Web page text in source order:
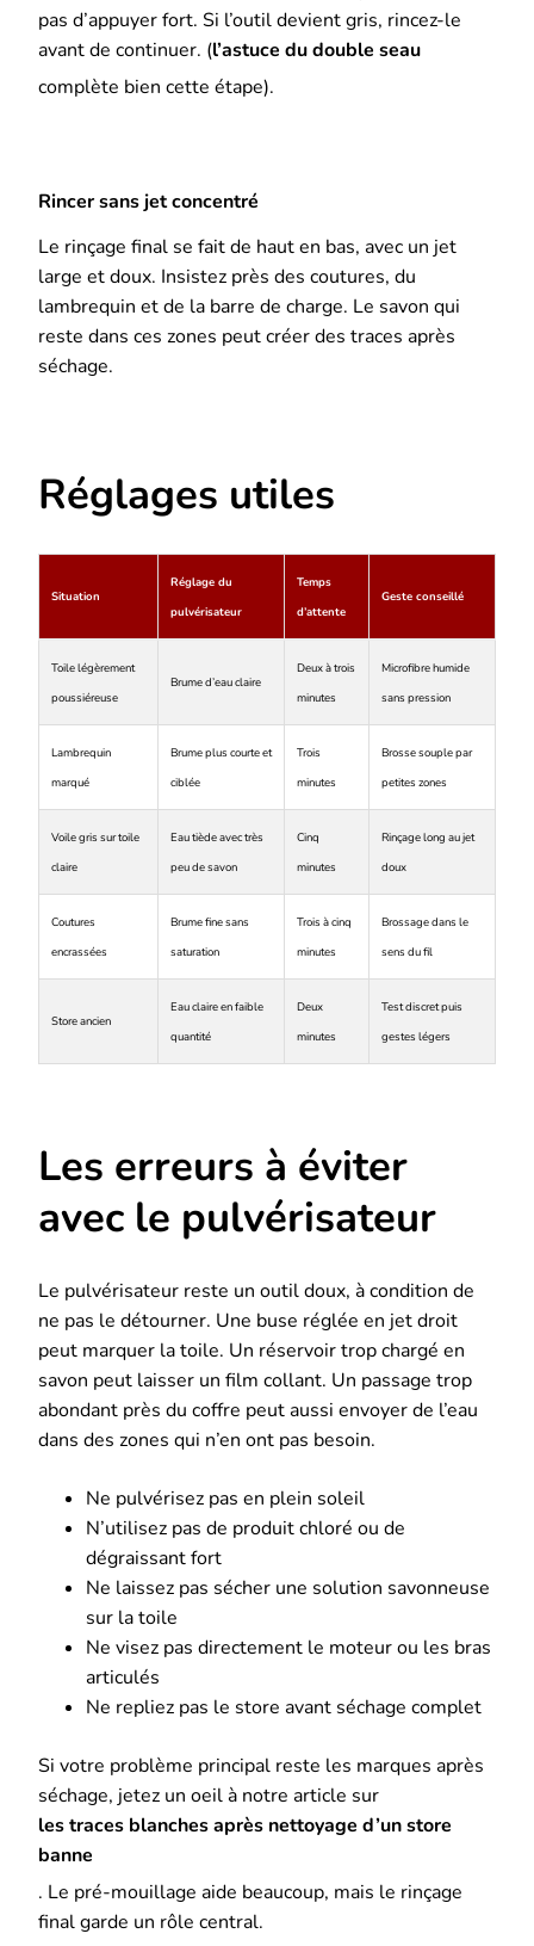
pas d’appuyer fort. Si l’outil devient gris, rincez-le
avant de continuer. (l’astuce du double seau
complète bien cette étape).
Rincer sans jet concentré
Le rinçage final se fait de haut en bas, avec un jet
large et doux. Insistez près des coutures, du
lambrequin et de la barre de charge. Le savon qui
reste dans ces zones peut créer des traces après
séchage.
Réglages utiles
Situation
Réglage du
pulvérisateur
Temps
d’attente
Geste conseillé
Toile légèrement
poussiéreuse
Brume d’eau claire
Deux à trois
minutes
Microfibre humide
sans pression
Lambrequin
marqué
Brume plus courte et
ciblée
Trois
minutes
Brosse souple par
petites zones
Voile gris sur toile
claire
Eau tiède avec très
peu de savon
Cinq
minutes
Rinçage long au jet
doux
Coutures
encrassées
Brume fine sans
saturation
Trois à cinq
minutes
Brossage dans le
sens du fil
Store ancien
Eau claire en faible
quantité
Deux
minutes
Test discret puis
gestes légers
Les erreurs à éviter
avec le pulvérisateur
Le pulvérisateur reste un outil doux, à condition de
ne pas le détourner. Une buse réglée en jet droit
peut marquer la toile. Un réservoir trop chargé en
savon peut laisser un film collant. Un passage trop
abondant près du coffre peut aussi envoyer de l’eau
dans des zones qui n’en ont pas besoin.
Ne pulvérisez pas en plein soleil
N’utilisez pas de produit chloré ou de
dégraissant fort
Ne laissez pas sécher une solution savonneuse
sur la toile
Ne visez pas directement le moteur ou les bras
articulés
Ne repliez pas le store avant séchage complet
Si votre problème principal reste les marques après
séchage, jetez un oeil à notre article sur
les traces blanches après nettoyage d’un store
banne
. Le pré-mouillage aide beaucoup, mais le rinçage
final garde un rôle central.